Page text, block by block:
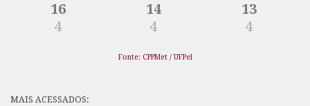
16
4
14
4
13
4
Fonte: CPPMet / UFPel
MAIS ACESSADOS: